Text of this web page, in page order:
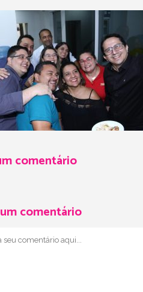
comentário
comentário